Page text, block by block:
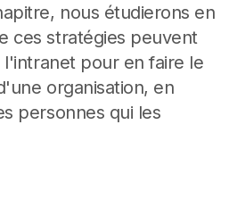
nous étudierons en
ces stratégies peuvent
pour en faire le
organisation, en
personnes qui les